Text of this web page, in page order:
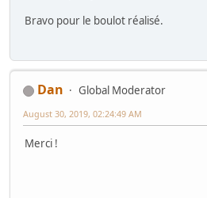
Bravo pour le boulot réalisé.
Dan
Global Moderator
August 30, 2019, 02:24:49 AM
Merci !